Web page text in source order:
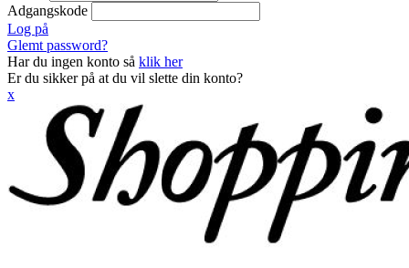
Adgangskode
Log på
Glemt password?
Har du ingen konto så klik her
Er du sikker på at du vil slette din konto?
x